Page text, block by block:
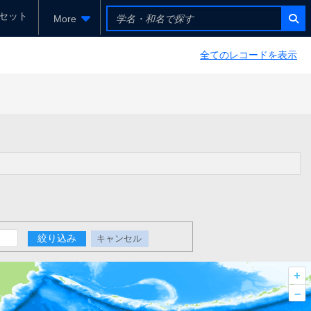
ット More
全てのレコードを表示
絞り込み キャンセル
+
–